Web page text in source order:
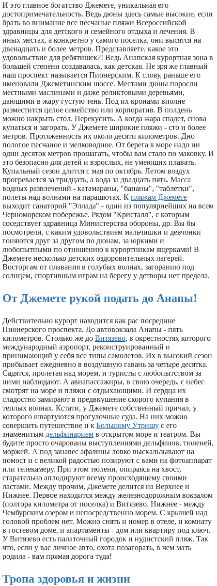
И это главное богатство Джемете, уникальная его
достопримечательность. Ведь дюны здесь самые высокие, если
брать во внимание все песчаные пляжи Всероссийской
здравницы для детского и семейного отдыха и лечения. В
иных местах, а конкретно у самого поселка, они высятся на
двенадцать и более метров. Представляете, какое это
удовольствие для ребятишек?! Ведь Анапская курортная зона в
большей степени создавалась, как детская. Не зря же главный
наш проспект называется Пионерским. К слову, раньше его
именовали Джеметинским шоссе. Местами дюны поросли
местными маслинами и даже реликтовыми деревьями,
дающими в жару густую тень. Под их кронами вполне
разместится целое семейство или корпоратив. В полдень
можно накрыть стол. Перекусить. А когда жара спадет, снова
купаться и загорать. У Джемете широкие пляжи - сто и более
метров. Протяженность их около десяти километров. Дно
пологое песчаное и мелководное. От берега в море надо ни
один десяток метров прошагать, чтобы вам стало по маковку. И
это безопасно для детей и взрослых, не умеющих плавать.
Купальный сезон длится с мая по октябрь. Летом воздух
прогревается за тридцать, а вода за двадцать пять. Масса
водных развлечений - катамараны, "бананы", "таблетки",
полеты над волнами на парашютах. К пляжам Джемете
выходит санаторий "Эллада" - один из популярнейших на всем
Черноморском побережье. Рядом "Кристалл", с которым
соседствует здравница Министерства обороны, др. Вы бы
посмотрели, с каким удовольствием мальчишки и девчонки
гоняются друг за другом по дюнам, за юркими и
любопытными по отношению к курортникам ящерками! В
Джемете несколько детских оздоровительных лагерей.
Восторгам от плавания в голубых волнах, загоранию под
солнцем, спортивным играм на берегу у детворы нет предела.
От Джемете рукой подать до Анапы!
Действительно курорт находится как рас посредине
Пионерского проспекта. До автовокзала Анапы - пять
километров. Столько же до Витязево, в окрестностях которого
международный аэропорт, реконструированный и
принимающий у себя все типы самолетов. Их в высокий сезон
прибывает ежедневно в воздушную гавань за четыре десятка.
Садятся, пролетая над морем, и туристы с любопытством за
ними наблюдают. А авиапассажиры, в свою очередь, с небес
смотрят на море и пляжи с отдыхающими. И сердца их
сладостно замирают в предвкушение скорого купания в
теплых волнах. Кстати, у Джемете собственный причал, у
которого швартуются прогулочные суда. На них можно
совершить путешествие и к Большому Утришу с его
знаменитым дельфинарием в открытом море и театром. Вы
будите просто очарованы выступлениями дельфинов, тюленей,
моржей. А под занавес афалины ловко выскальзывают на
помост и с великой радостью позируют с вами на фотоаппарат
или телекамеру. При этом тюлени, опираясь на хвост,
старательно аплодируют всему происходящему своими
ластами. Между прочим, Джемете делится на Верхнее и
Нижнее. Первое находится между железнодорожным вокзалом
(полтора километра от поселка) и Витязево. Нижнее - между
Чембурским озером и непосредственно морем. С крышей над
головой проблем нет. Можно снять и номер в отеле, и комнату
в гостевом доме, и апартаменты - дом или квартиру под ключ.
У Витязево есть палаточный городок и нудистский пляж. Так
что, если у вас личное авто, охота позагорать, в чем мать
родила - вам прямая дорога туда!
Тропа здоровья и жизни